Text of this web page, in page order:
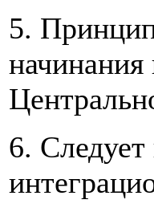
5.
6. Следует